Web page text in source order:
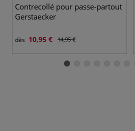
Contrecollé pour passe-partout
Gerstaecker
dès 10,95 € 14,95 €